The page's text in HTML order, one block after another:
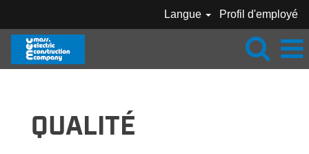
Langue Profil d'employé
QUALITÉ